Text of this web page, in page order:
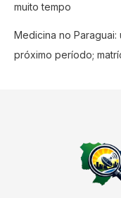
muito tempo
Medicina no
próximo período;